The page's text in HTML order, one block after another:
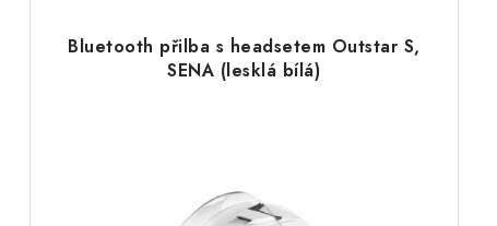
Bluetooth přilba s headsetem Outstar S,
SENA (lesklá bílá)